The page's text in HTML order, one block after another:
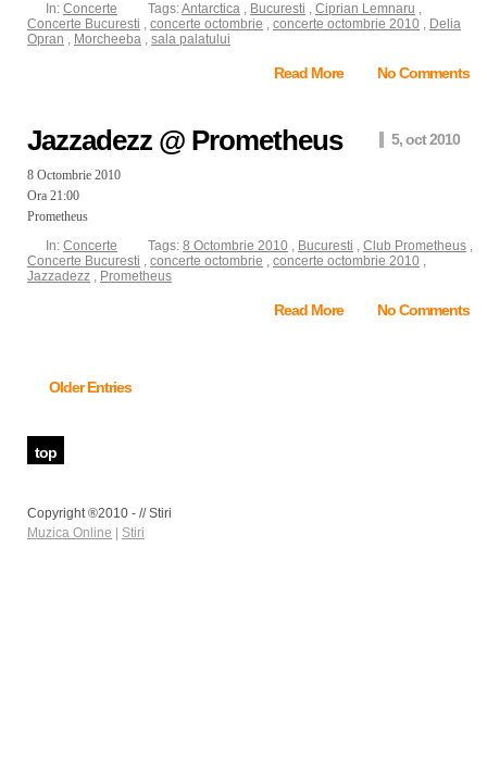
In: Concerte Tags:Antarctica , Bucuresti , Ciprian Lemnaru ,
Concerte Bucuresti , concerte octombrie , concerte octombrie 2010 , Delia
Opran , Morcheeba , sala palatului
Read More No Comments
Jazzadezz @ Prometheus 5, oct 2010
8 Octombrie 2010
Ora 21:00
Prometheus
In: Concerte Tags: 8 Octombrie 2010 , Bucuresti , Club Prometheus ,
Concerte Bucuresti , concerte octombrie , concerte octombrie 2010 ,
Jazzadezz , Prometheus
Read More No Comments
Older Entries
top
Copyright ®2010 - // Stiri
Muzica Online
Stiri